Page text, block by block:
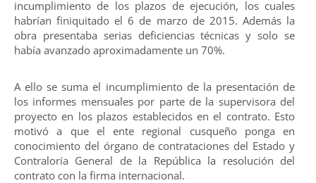
incumplimiento de los plazos de ejecución, los cuales
habrían finiquitado el 6 de marzo de 2015. Además la
obra presentaba serias deficiencias técnicas y solo se
había avanzado aproximadamente un 70%.
A ello se suma el incumplimiento de la presentación de
los informes mensuales por parte de la supervisora del
proyecto en los plazos establecidos en el contrato. Esto
motivó a que el ente regional cusqueño ponga en
conocimiento del órgano de contrataciones del Estado y
Contraloría General de la República la resolución del
contrato con la firma internacional.